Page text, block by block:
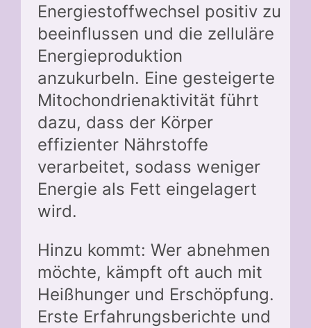
Energiestoffwechsel positiv zu
beeinflussen und die zelluläre
Energieproduktion
anzukurbeln. Eine gesteigerte
Mitochondrienaktivität führt
dazu, dass der Körper
effizienter Nährstoffe
verarbeitet, sodass weniger
Energie als Fett eingelagert
wird.
Hinzu kommt: Wer abnehmen
möchte, kämpft oft auch mit
Heißhunger und Erschöpfung.
Erste Erfahrungsberichte und